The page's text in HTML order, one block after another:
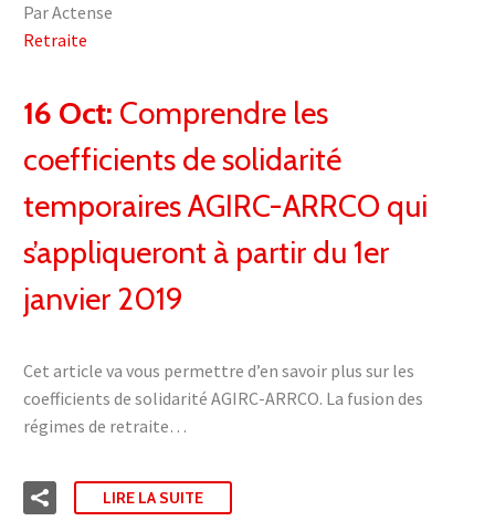
Par Actense
Retraite
16 Oct: Comprendre les
coefficients de solidarité
temporaires AGIRC-ARRCO qui
s’appliqueront à partir du 1er
janvier 2019
Cet article va vous permettre d’en savoir plus sur les
coefficients de solidarité AGIRC-ARRCO. La fusion des
régimes de retraite…
LIRE LA SUITE